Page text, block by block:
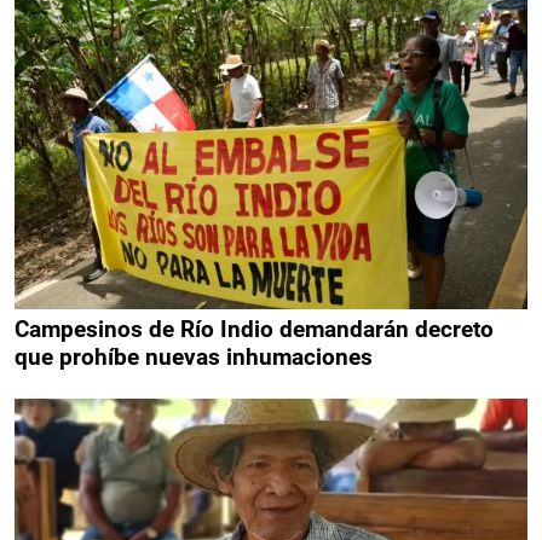
Campesinos de Río Indio demandarán decreto
que prohíbe nuevas inhumaciones